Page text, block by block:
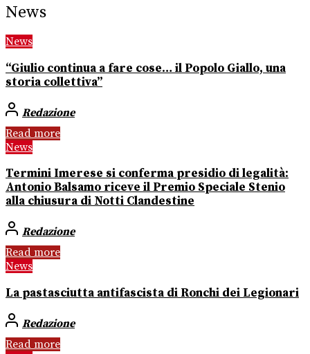
News
News
“Giulio continua a fare cose… il Popolo Giallo, una
storia collettiva”
Redazione
Read more
News
Termini Imerese si conferma presidio di legalità:
Antonio Balsamo riceve il Premio Speciale Stenio
alla chiusura di Notti Clandestine
Redazione
Read more
News
La pastasciutta antifascista di Ronchi dei Legionari
Redazione
Read more